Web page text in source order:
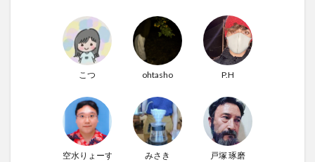
こつ ohtasho P.H
空水りょーすけ みさき 戸塚 琢磨